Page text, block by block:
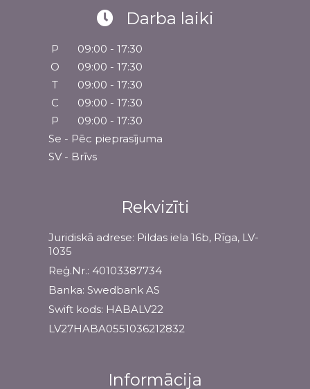
Darba laiki
P
09:00 - 17:30
O
09:00 - 17:30
T
09:00 - 17:30
C
09:00 - 17:30
P
09:00 - 17:30
Se - Pēc pieprasījuma
SV - Brīvs
Rekvizīti
Juridiskā adrese: Pildas iela 16b, Rīga, LV-
1035
Reģ.Nr.: 40103387734
Banka: Swedbank AS
Swift kods: HABALV22
LV27HABA0551036212832
Informācija